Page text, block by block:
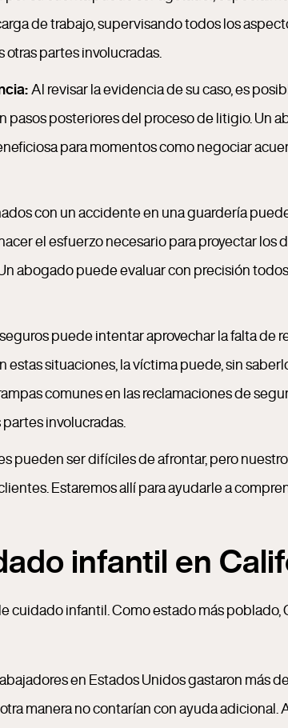
de trabajo, supervisando todos los
partes involucradas.
Al revisar la evidencia de su caso, es
pasos posteriores del proceso de litigio. Un
para momentos como negociar
con un accidente en una guardería
el esfuerzo necesario para proyectar los
abogado puede evaluar con precisión
puede intentar aprovechar la falta de
situaciones, la víctima puede, sin
comunes en las reclamaciones de
involucradas.
pueden ser difíciles de afrontar, pero
Estaremos allí para ayudarle a
infantil en
infantil. Como estado más poblado,
en Estados Unidos gastaron más
manera no contarían con ayuda adicional.